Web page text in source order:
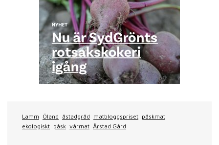
Lamm Öland åstadgråd matbloggspriset påskmat
ekologiskt påsk vårmat Årstad Gård